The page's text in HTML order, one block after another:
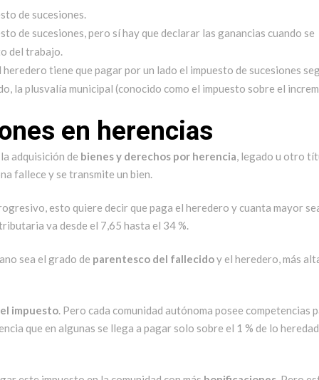
de sucesiones.
de sucesiones, pero sí hay que declarar las ganancias cuando se
del trabajo.
heredero tiene que pagar por un lado el impuesto de sucesiones
la plusvalía municipal (conocido como el impuesto sobre el
en herencias
adquisición de bienes y derechos por herencia, legado u otro
fallece y se transmite un bien.
esto quiere decir que paga el heredero y cuanta mayor
va desde el 7,65 hasta el 34 %.
sea el grado de parentesco del fallecidoy el heredero, más
impuesto. Pero cada comunidad autónoma posee competencias
que en algunas se llega a pagar solo sobre el 1 % de lo